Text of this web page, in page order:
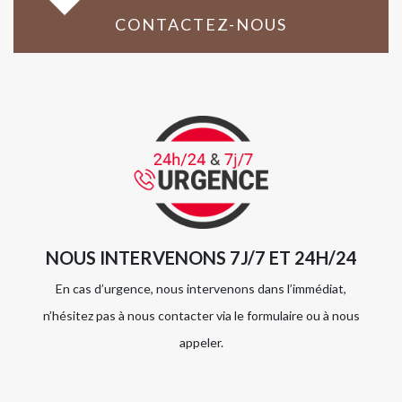
CONTACTEZ-NOUS
NOUS INTERVENONS 7J/7 ET 24H/24
En cas d’urgence, nous intervenons dans l’immédiat,
n’hésitez pas à nous contacter via le formulaire ou à nous
appeler.